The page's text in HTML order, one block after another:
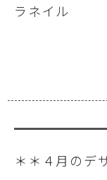
ラネイル
＊＊４月のデ